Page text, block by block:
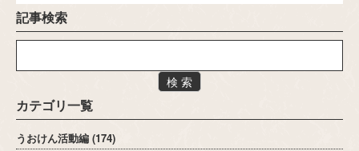
記事検索
検 索
カテゴリ一覧
うおけん活動編 (174)